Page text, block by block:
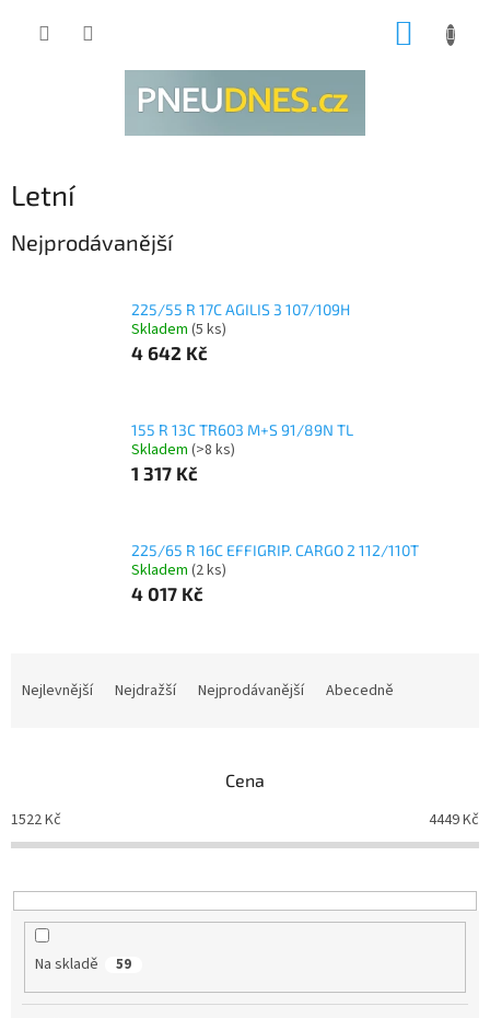
Letní
Nejprodávanější
225/55 R 17C AGILIS 3 107/109H
Skladem (5 ks)
4 642 Kč
155 R 13C TR603 M+S 91/89N TL
Skladem (>8 ks)
1 317 Kč
225/65 R 16C EFFIGRIP. CARGO 2 112/110T
Skladem (2 ks)
4 017 Kč
p
r
o
u
Nejlevnější Nejdražší Nejprodávanější Abecedně
Cena
1522Kč 4449Kč
Na skladě 59